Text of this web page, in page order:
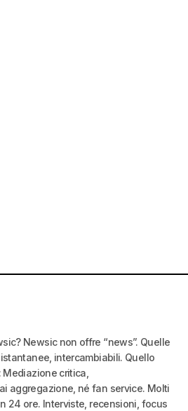
Newsic non offre “news”. Quelle
intercambiabili. Quello
critica,
aggregazione, né fan service. Molti
24 ore. Interviste, recensioni, focus